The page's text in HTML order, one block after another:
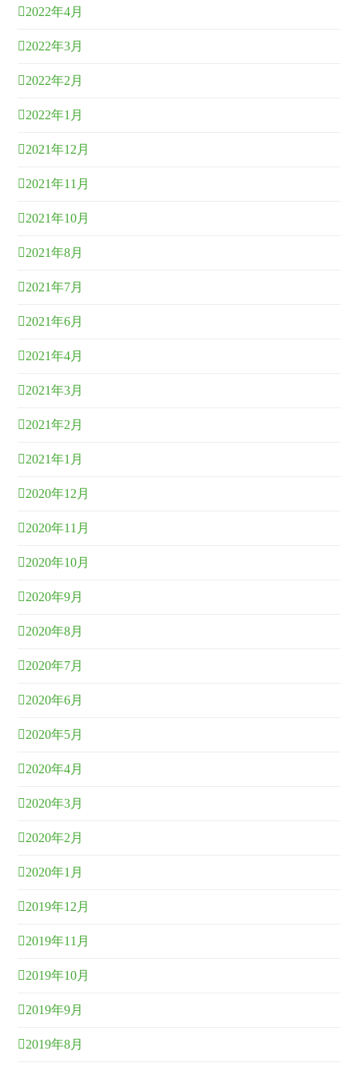
2022年4月
2022年3月
2022年2月
2022年1月
2021年12月
2021年11月
2021年10月
2021年8月
2021年7月
2021年6月
2021年4月
2021年3月
2021年2月
2021年1月
2020年12月
2020年11月
2020年10月
2020年9月
2020年8月
2020年7月
2020年6月
2020年5月
2020年4月
2020年3月
2020年2月
2020年1月
2019年12月
2019年11月
2019年10月
2019年9月
2019年8月